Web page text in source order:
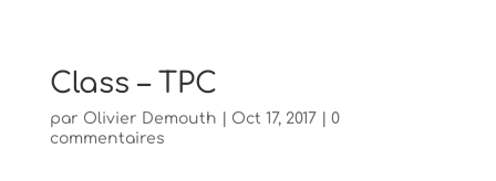
Class – TPC
par Olivier Demouth Oct 17, 2017
0
commentaires